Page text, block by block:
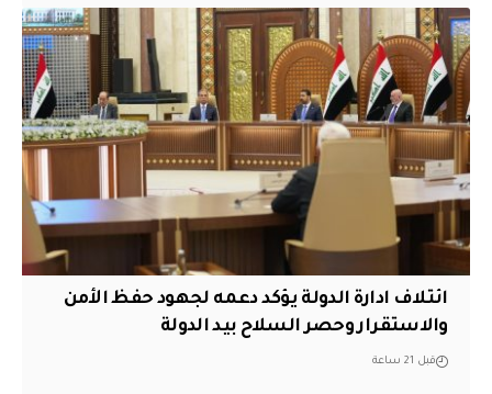
ائتلاف ادارة الدولة يؤكد دعمه لجهود حفظ الأمن
والاستقرار وحصر السلاح بيد الدولة
قبل 21 ساعة